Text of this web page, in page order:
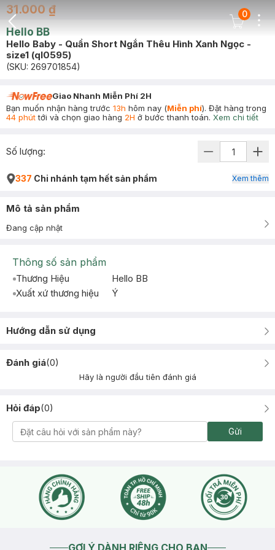
Back Icon
Cart Icon
0
31.000 ₫
Hello BB
Hello Baby - Quần Short Ngắn Thêu Hình Xanh Ngọc -
size1 (ql0595)
(SKU: 269701854)
Giao Nhanh Miễn Phí 2H
Bạn muốn nhận hàng trước 13h hôm nay (Miễn phí). Đặt hàng trong
44 phúttới và chọn giao hàng 2H ở bước thanh toán. Xem chi tiết
Số lượng:
337 Chi nhánh tạm hết sản phẩm Xem thêm
Mô tả sản phẩm
Đang cập nhật
Thông số sản phẩm
Thương Hiệu
Hello BB
Xuất xứ thương hiệu
Ý
Hướng dẫn sử dụng
Đánh giá(0)
Hãy là người đầu tiên đánh giá
Hỏi đáp(0)
Gửi
GỢI Ý DÀNH RIÊNG CHO BẠN